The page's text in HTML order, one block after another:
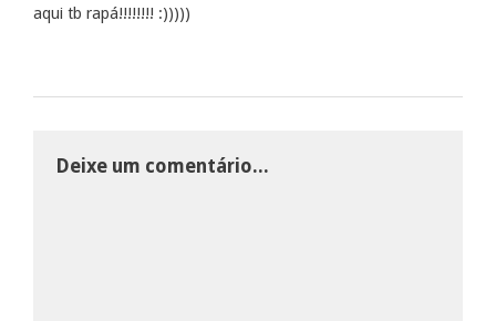
aqui tb rapá!!!!!!!! :)))))
Deixe um comentário...